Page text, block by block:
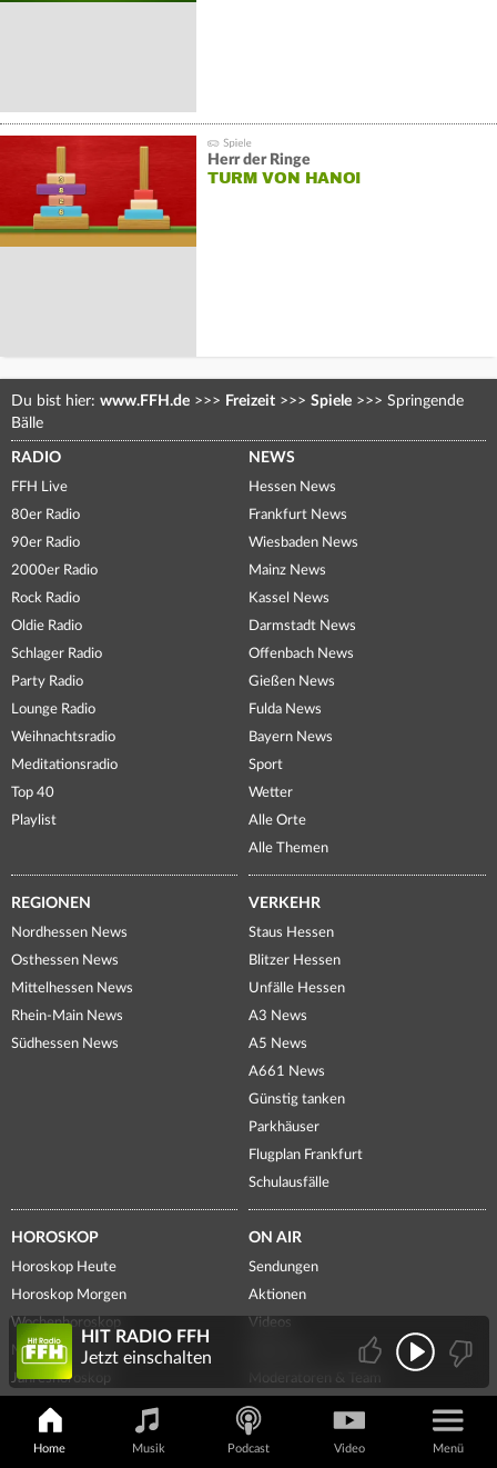
Herr der Ringe
TURM VON HANOI
Du bist hier: www.FFH.de >>> Freizeit >>> Spiele >>> Springende
Bälle
RADIO
FFH Live
80er Radio
90er Radio
2000er Radio
Rock Radio
Oldie Radio
Schlager Radio
Party Radio
Lounge Radio
Weihnachtsradio
Meditationsradio
Top 40
Playlist
NEWS
Hessen News
Frankfurt News
Wiesbaden News
Mainz News
Kassel News
Darmstadt News
Offenbach News
Gießen News
Fulda News
Bayern News
Sport
Wetter
Alle Orte
Alle Themen
REGIONEN
Nordhessen News
Osthessen News
Mittelhessen News
Rhein-Main News
Südhessen News
VERKEHR
Staus Hessen
Blitzer Hessen
Unfälle Hessen
A3 News
A5 News
A661 News
Günstig tanken
Parkhäuser
Flugplan Frankfurt
Schulausfälle
HOROSKOP
Horoskop Heute
Horoskop Morgen
Wochenhoroskop
Monatshoroskop
Jahreshoroskop
Partnerhoroskop
Aszendent
ON AIR
Sendungen
Aktionen
Videos
Moderatoren & Team
Podcasts
News-Podcast
Home Musik Podcast Video Menü
HIT RADIO FFH
Jetzt einschalten